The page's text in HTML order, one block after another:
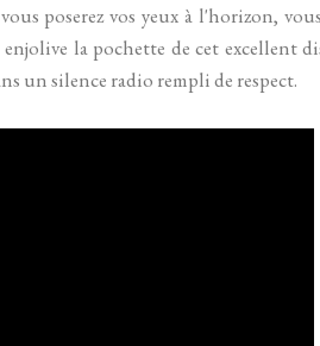
poserez vos yeux à l'horizon,
la pochette de cet excellent
un silence radio rempli de respect.